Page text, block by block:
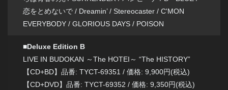
恋をとめないで / Dreamin’ / Stereocaster / C'MON
EVERYBODY / GLORIOUS DAYS / POISON
■Deluxe Edition B
LIVE IN BUDOKAN ～The HOTEI～ “The HISTORY”
【CD+BD】品番: TYCT-69351 / 価格: 9,900円(税込)
【CD+DVD】品番: TYCT-69352 / 価格: 9,350円(税込)